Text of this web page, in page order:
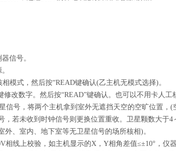
信号。
模式，然后按“READ键确认(乙主机无模式选择)。
改数字。然后按“READ”键确认。也可以不用卡人工
信号，将两个主机拿到室外无遮挡天空的空旷位置，
若未收到时钟信号则更换位置重收。卫星颗数大于4
、室内、地下室等无卫星信号的场所核相)。
线上校验，如主机显示的X，Y相角差值≤±10°，仪器